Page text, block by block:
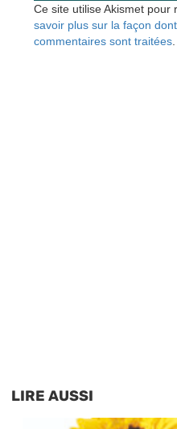
Ce site utilise Akismet pour
savoir plus sur la façon
commentaires sont traitées
LIRE AUSSI